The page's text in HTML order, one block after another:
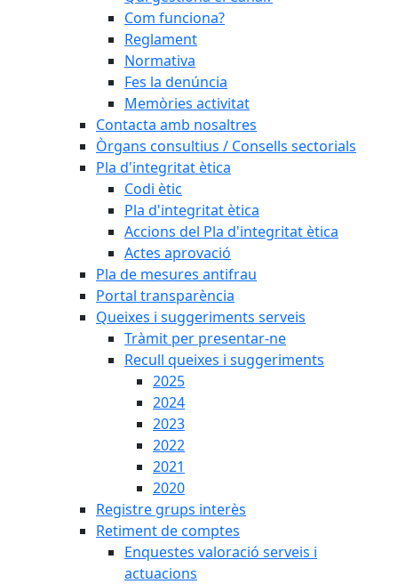
Com funciona?
Reglament
Normativa
Fes la denúncia
Memòries activitat
Contacta amb nosaltres
Òrgans consultius / Consells sectorials
Pla d'integritat ètica
Codi ètic
Pla d'integritat ètica
Accions del Pla d'integritat ètica
Actes aprovació
Pla de mesures antifrau
Portal transparència
Queixes i suggeriments serveis
Tràmit per presentar-ne
Recull queixes i suggeriments
2025
2024
2023
2022
2021
2020
Registre grups interès
Retiment de comptes
Enquestes valoració serveis i
actuacions